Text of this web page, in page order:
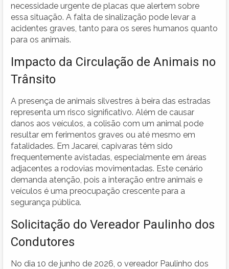
necessidade urgente de placas que alertem sobre
essa situação. A falta de sinalização pode levar a
acidentes graves, tanto para os seres humanos quanto
para os animais.
Impacto da Circulação de Animais no
Trânsito
A presença de animais silvestres à beira das estradas
representa um risco significativo. Além de causar
danos aos veículos, a colisão com um animal pode
resultar em ferimentos graves ou até mesmo em
fatalidades. Em Jacareí, capivaras têm sido
frequentemente avistadas, especialmente em áreas
adjacentes a rodovias movimentadas. Este cenário
demanda atenção, pois a interação entre animais e
veículos é uma preocupação crescente para a
segurança pública.
Solicitação do Vereador Paulinho dos
Condutores
No dia 10 de junho de 2026, o vereador Paulinho dos